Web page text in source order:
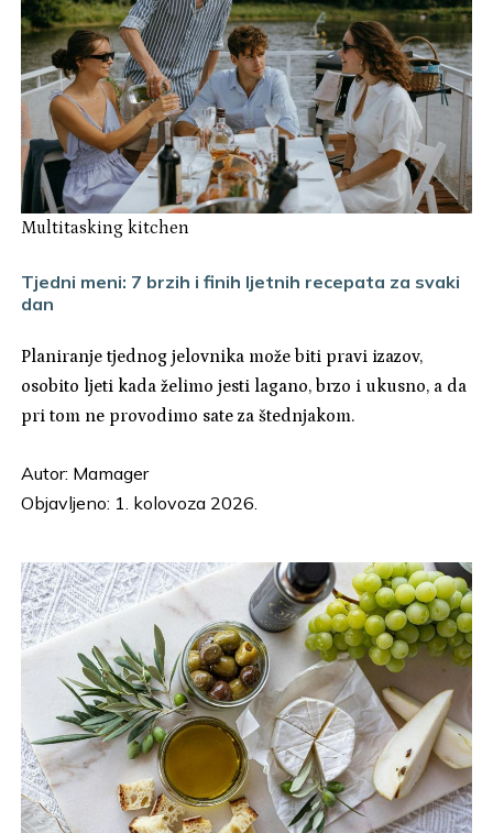
Multitasking kitchen
Tjedni meni: 7 brzih i finih ljetnih recepata za svaki
dan
Planiranje tjednog jelovnika može biti pravi izazov,
osobito ljeti kada želimo jesti lagano, brzo i ukusno, a da
pri tom ne provodimo sate za štednjakom.
Autor: Mamager
Objavljeno: 1. kolovoza 2026.